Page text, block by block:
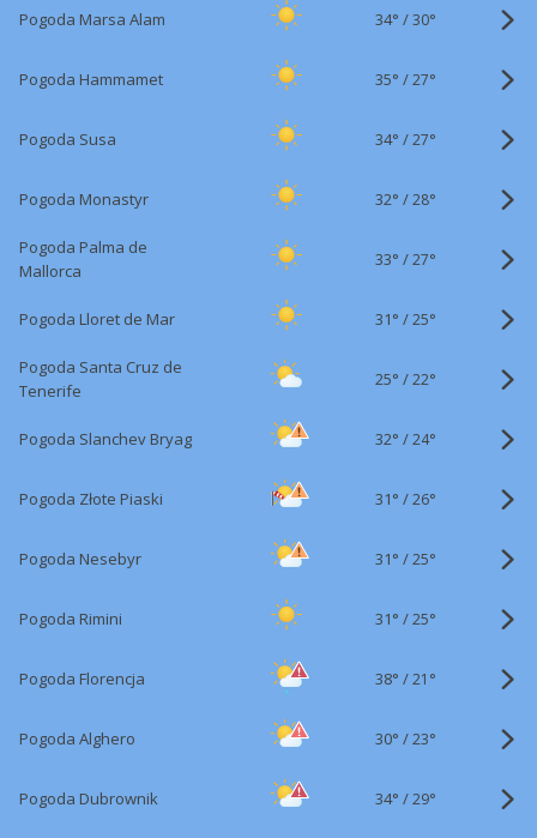
Pogoda Marsa Alam 34° /30°
Pogoda Hammamet 35° /27°
Pogoda Susa 34° /27°
Pogoda Monastyr 32° /28°
Pogoda Palma de
Mallorca
33° /27°
Pogoda Lloret de Mar 31° /25°
Pogoda Santa Cruz de
Tenerife
25° /22°
Pogoda Slanchev Bryag 32° /24°
Pogoda Złote Piaski 31° /26°
Pogoda Nesebyr 31° /25°
Pogoda Rimini 31° /25°
Pogoda Florencja 38° /21°
Pogoda Alghero 30° /23°
Pogoda Dubrownik 34° /29°